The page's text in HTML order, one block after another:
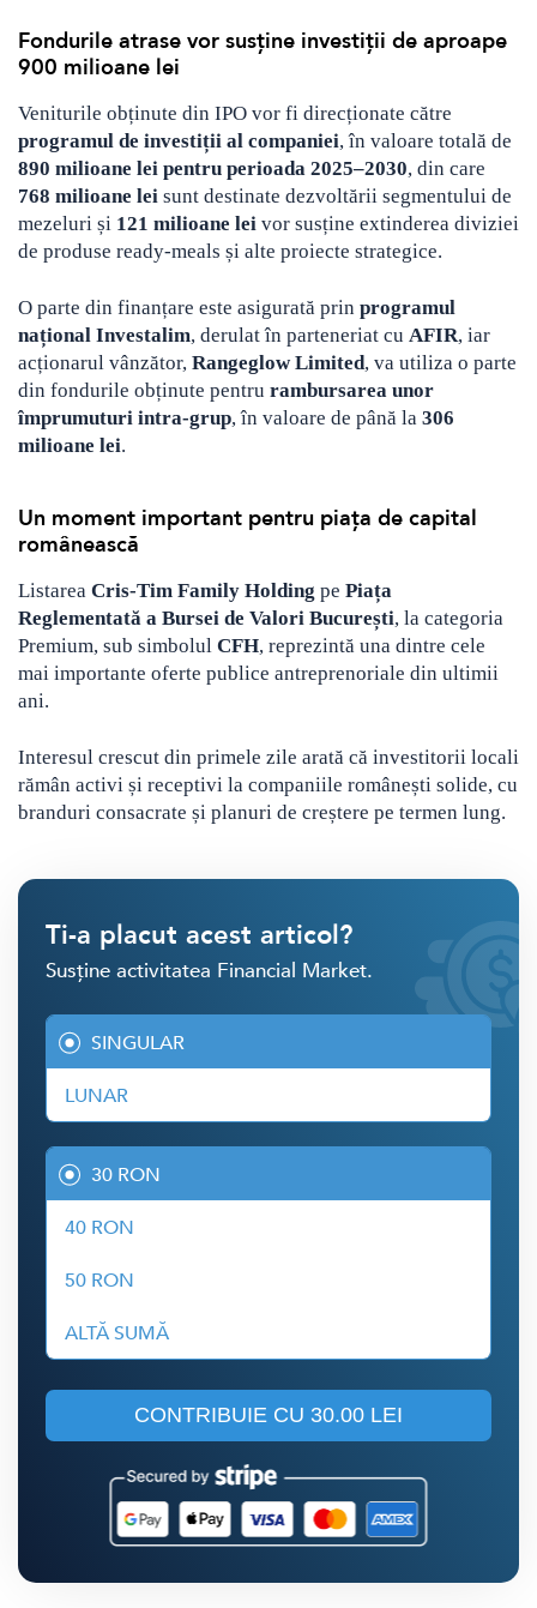
Fondurile atrase vor susține investiții de aproape
900 milioane lei
Veniturile obținute din IPO vor fi direcționate către
programul de investiții al companiei, în valoare totală de
890 milioane lei pentru perioada 2025–2030, din care
768 milioane lei sunt destinate dezvoltării segmentului de
mezeluri și 121 milioane lei vor susține extinderea diviziei
de produse ready-meals și alte proiecte strategice.
O parte din finanțare este asigurată prin programul
național Investalim, derulat în parteneriat cu AFIR, iar
acționarul vânzător, Rangeglow Limited, va utiliza o parte
din fondurile obținute pentru rambursarea unor
împrumuturi intra-grup, în valoare de până la 306
milioane lei.
Un moment important pentru piața de capital
românească
Listarea Cris-Tim Family Holding pe Piața
Reglementată a Bursei de Valori București, la categoria
Premium, sub simbolul CFH, reprezintă una dintre cele
mai importante oferte publice antreprenoriale din ultimii
ani.
Interesul crescut din primele zile arată că investitorii locali
rămân activi și receptivi la companiile românești solide, cu
branduri consacrate și planuri de creștere pe termen lung.
Ti-a placut acest articol?
Susține activitatea Financial Market.
SINGULAR
LUNAR
30 RON
40 RON
50 RON
ALTĂ SUMĂ
CONTRIBUIE CU 30.00 LEI